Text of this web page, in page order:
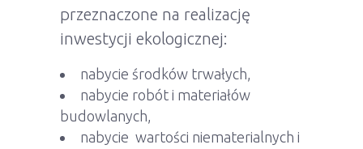
przeznaczone na realizację
inwestycji ekologicznej:
nabycie środków trwałych,
nabycie robót i materiałów
budowlanych,
nabycie wartości niematerialnych i